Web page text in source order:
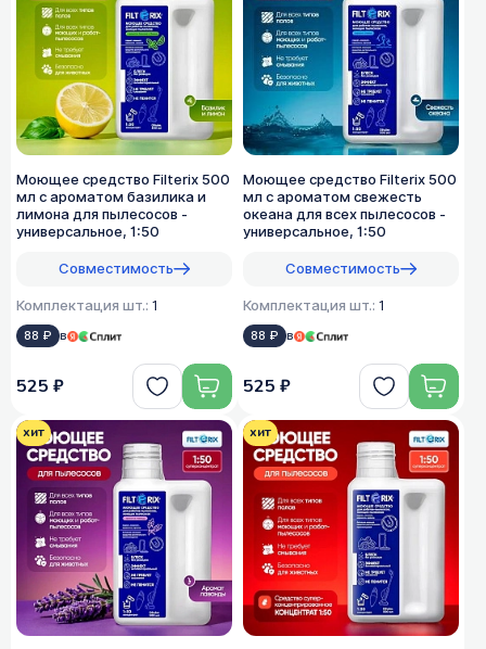
Моющее средство Filterix 500
мл с ароматом базилика и
лимона для пылесосов -
универсальное, 1:50
Совместимость
Комплектация шт.: 1
88 ₽ в
525 ₽
Моющее средство Filterix 500
мл с ароматом свежесть
океана для всех пылеcосов -
универсальное, 1:50
Совместимость
Комплектация шт.: 1
88 ₽ в
525 ₽
хит хит